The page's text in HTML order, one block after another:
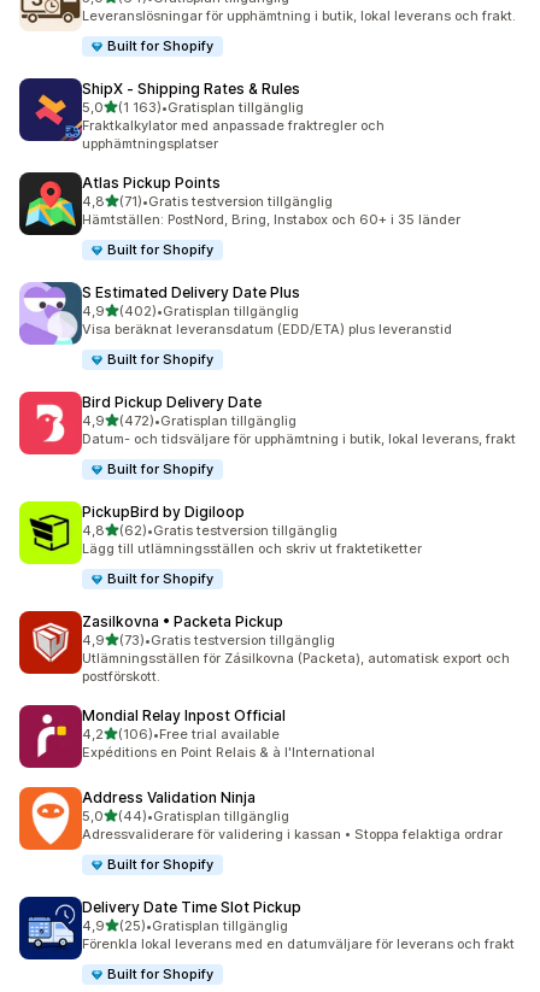
64 recensioner totalt
Leveranslösningar för upphämtning i butik, lokal leverans och frakt.
Built for Shopify
ShipX ‑ Shipping Rates & Rules
5,0av 5 stjärnor
(1 163)
1163 recensioner totalt
•Gratisplan tillgänglig
Fraktkalkylator med anpassade fraktregler och
upphämtningsplatser
Atlas Pickup Points
4,8av 5 stjärnor
(71)
71 recensioner totalt
•Gratis testversion tillgänglig
Hämtställen: PostNord, Bring, Instabox och 60+ i 35 länder
Built for Shopify
S Estimated Delivery Date Plus
4,9av 5 stjärnor
(402)
402 recensioner totalt
•Gratisplan tillgänglig
Visa beräknat leveransdatum (EDD/ETA) plus leveranstid
Built for Shopify
Bird Pickup Delivery Date
4,9av 5 stjärnor
(472)
472 recensioner totalt
•Gratisplan tillgänglig
Datum- och tidsväljare för upphämtning i butik, lokal leverans, frakt
Built for Shopify
PickupBird by Digiloop
4,8av 5 stjärnor
(62)
62 recensioner totalt
•Gratis testversion tillgänglig
Lägg till utlämningsställen och skriv ut fraktetiketter
Built for Shopify
Zasilkovna • Packeta Pickup
4,9av 5 stjärnor
(73)
73 recensioner totalt
•Gratis testversion tillgänglig
Utlämningsställen för Zásilkovna (Packeta), automatisk export och
postförskott.
Mondial Relay Inpost Official
4,2av 5 stjärnor
(106)
106 recensioner totalt
•Free trial available
Expéditions en Point Relais & à l'International
Address Validation Ninja
5,0av 5 stjärnor
(44)
44 recensioner totalt
•Gratisplan tillgänglig
Adressvaliderare för validering i kassan • Stoppa felaktiga ordrar
Built for Shopify
Delivery Date Time Slot Pickup
4,9av 5 stjärnor
(25)
25 recensioner totalt
•Gratisplan tillgänglig
Förenkla lokal leverans med en datumväljare för leverans och frakt
Built for Shopify